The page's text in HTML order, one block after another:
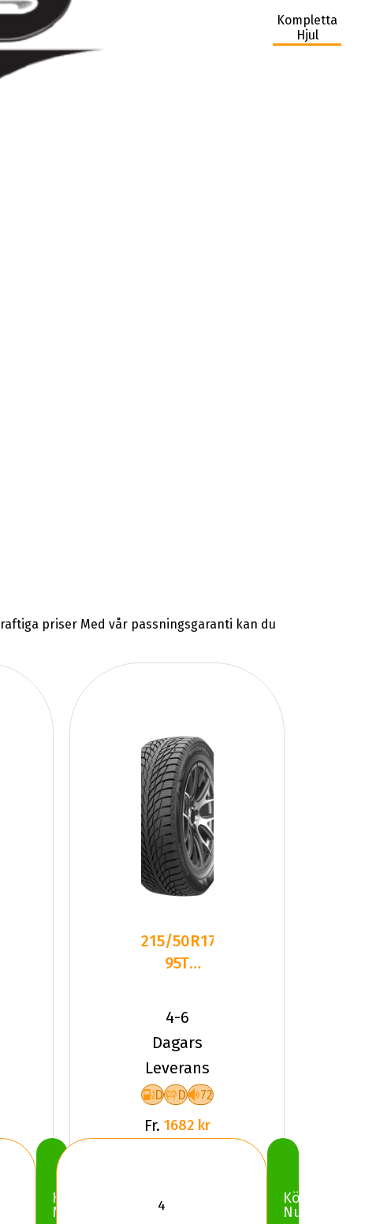
Kompletta
Hjul
priser Med vår passningsgaranti kan du
Köp
Nu
215/50R17
95T
WinterCraft
ICE WI5
4-6
Dagars
Leverans
D D 72
Fr. 1682 kr
Köp
Nu